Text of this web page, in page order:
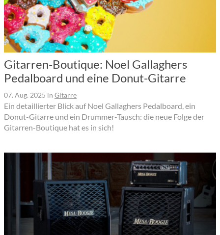
Gitarren-Boutique: Noel Gallaghers
Pedalboard und eine Donut-Gitarre
07. Aug. 2025 in Gitarre
Ein detaillierter Blick auf Noel Gallaghers Pedalboard, ein
Donut-Gitarre und ein Drummer-Tausch: die neue Folge der
Gitarren-Boutique hat es in sich!